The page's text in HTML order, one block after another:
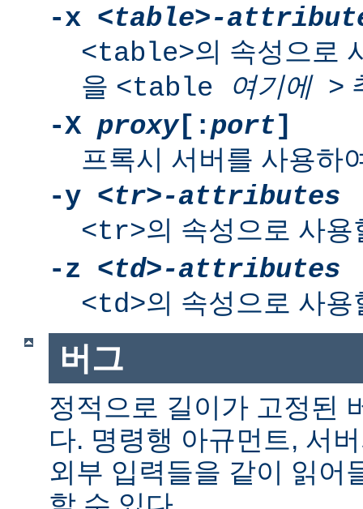
-x <table>-
<table>의 속성으로
을 <table 여기에>
-X proxy[:port]
프록시 서버를 사용하
-y <tr>-attributes
<tr>의 속성으로 사용
-z <td>-attributes
<td>의 속성으로 사용
버그
정적으로 길이가 고정된
다. 명령행 아규먼트, 서
외부 입력들을 같이 읽어